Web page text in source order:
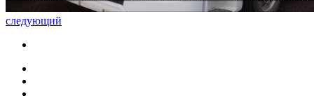
следующий